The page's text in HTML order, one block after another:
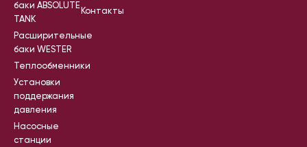
баки ABSOLUTE
TANK
Расширительные
баки WESTER
Теплообменники
Установки
поддержания
давления
Насосные
станции
Контакты